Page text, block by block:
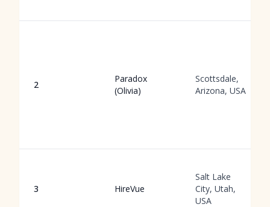
2
Paradox
(Olivia)
Scottsdale,
Arizona, USA
3 HireVue
Salt Lake
City, Utah,
USA